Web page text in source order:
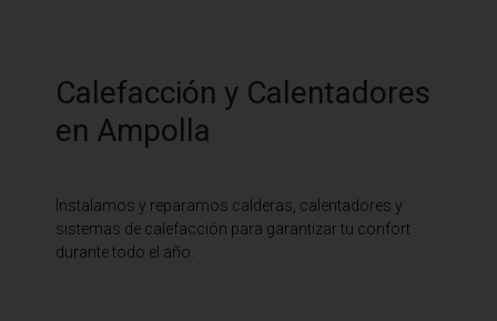
Calefacción y Calentadores
en Ampolla
Instalamos y reparamos calderas, calentadores y
sistemas de calefacción para garantizar tu confort
durante todo el año.